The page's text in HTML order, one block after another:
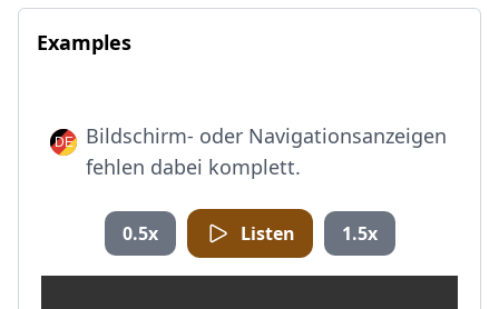
Examples
Bildschirm- oder Navigationsanzeigen
fehlen dabei komplett.
0.5x Listen 1.5x